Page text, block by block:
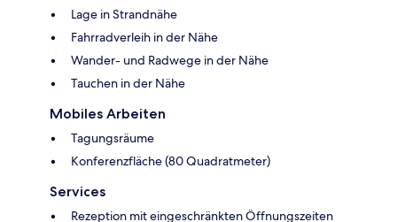
Lage in Strandnähe
Fahrradverleih in der Nähe
Wander- und Radwege in der Nähe
Tauchen in der Nähe
Mobiles Arbeiten
Tagungsräume
Konferenzfläche (80 Quadratmeter)
Services
Rezeption mit eingeschränkten Öffnungszeiten